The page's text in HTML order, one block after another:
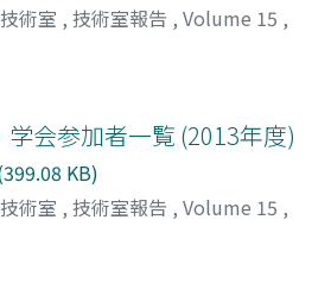
術室 , 技術室報告 , Volume 15 ,
会参加者一覧 (2013年度)
KB)
術室 , 技術室報告 , Volume 15 ,